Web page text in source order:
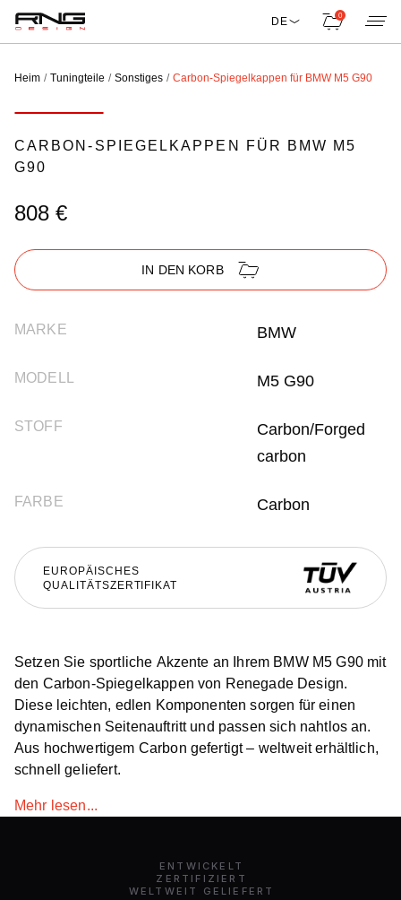
DE 0
Heim Tuningteile Sonstiges Carbon-Spiegelkappen für BMW M5 G90
CARBON-SPIEGELKAPPEN FÜR BMW M5
G90
808 €
IN DEN KORB
MARKE BMW
MODELL M5 G90
STOFF
Carbon/Forged
carbon
FARBE Carbon
EUROPÄISCHES
QUALITÄTSZERTIFIKAT
Setzen Sie sportliche Akzente an Ihrem BMW M5 G90 mit
den Carbon-Spiegelkappen von Renegade Design.
Diese leichten, edlen Komponenten sorgen für einen
dynamischen Seitenauftritt und passen sich nahtlos an.
Aus hochwertigem Carbon gefertigt – weltweit erhältlich,
schnell geliefert.
Mehr lesen...
ENTWICKELT
ZERTIFIZIERT
WELTWEIT GELIEFERT